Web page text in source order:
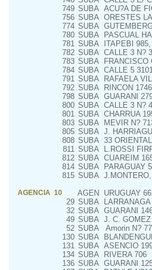
749 SUBA ACU?A DE
756 SUBA ORESTES
774 SUBA
780 SUBA PASCUAL
781 SUBA ITAPEBI
782 SUBA CALLE 3 N?
783 SUBA FRANCISCO
784 SUBA CALLE 5
791 SUBA RAFAELA
792 SUBA RINCON
798 SUBA GUARANI
800 SUBA CALLE 3 N?
801 SUBA CHARRUA
803 SUBA MEVIR N?
805 SUBA J.
808 SUBA 33
811 SUBA L.ROSSI
812 SUBA CUAREIM
814 SUBA PARAGUAY
815 SUBA
AGENCIA 10 AGEN URUGUAY
29 SUBA LARRANAGA
32 SUBA GUARANI
49 SUBA J. C.
52 SUBA Amorin N?
130 SUBA
131 SUBA ASENCIO
134 SUBA RIVERA 706
136 SUBA GUARANI